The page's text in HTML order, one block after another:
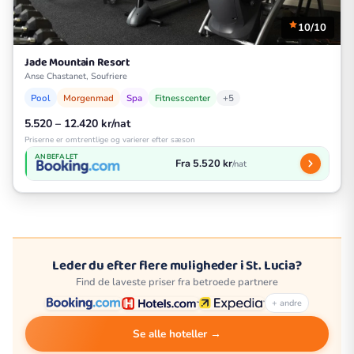
10/10
Jade Mountain Resort
Anse Chastanet, Soufriere
Pool Morgenmad Spa Fitnesscenter +5
5.520 – 12.420 kr/nat
Priserne er omtrentlige og varierer efter sæson
ANBEFALET Fra 5.520 kr/nat
Leder du efter flere muligheder i St. Lucia?
Find de laveste priser fra betroede partnere
+ andre
Se alle hoteller →